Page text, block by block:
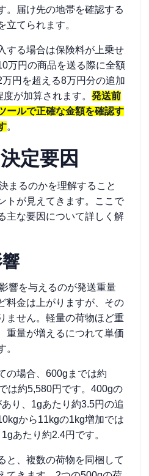
。届け先の地帯を確認する
立てられます。
する場合は保険料が上乗せ
万円の商品を送る際に全額
円を超える8万円分の追加
が加算されます。 発送前
ールで正確な金額を確認す
。
定要因
まるのかを理解すること
トが見えてきます。ここで
主な要因について詳しく解
響を与えるのが発送重量
料金は上がりますが、その
ません。軽量の荷物ほど重
重量が増えるにつれて単価
。
の場合、600gまでは約
は約5,580円です。400gの
り、1gあたり約3.5円の追
から11kgの1kg増加では
あたり約2.4円です。
と、複数の荷物を同梱して